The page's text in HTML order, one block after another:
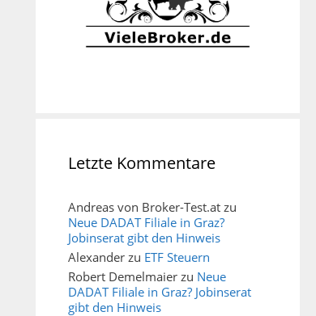
Letzte Kommentare
Andreas von Broker-Test.at zu
Neue DADAT Filiale in Graz?
Jobinserat gibt den Hinweis
Alexander zu ETF Steuern
Robert Demelmaier zu Neue
DADAT Filiale in Graz? Jobinserat
gibt den Hinweis